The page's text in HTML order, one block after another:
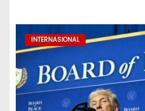
INTERNASIONAL